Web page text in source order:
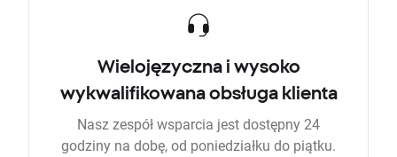
Wielojęzyczna i wysoko
wykwalifikowana obsługa klienta
Nasz zespół wsparcia jest dostępny 24
godziny na dobę, od poniedziałku do piątku.